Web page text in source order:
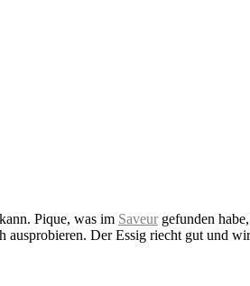
Pique, was im Saveur gefunden
Der Essig riecht gut und